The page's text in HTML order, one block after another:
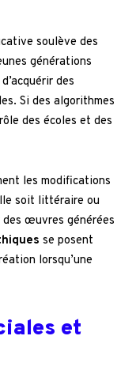
soulève des
générations
des
Si des algorithmes
des écoles et des
les modifications
soit littéraire ou
des œuvres générées
se posent
lorsqu’une
et